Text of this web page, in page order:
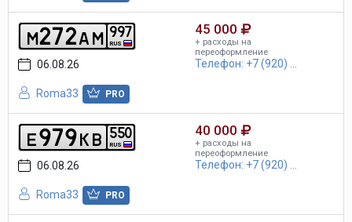
m272a m RUS
997
06.08.26
Roma33 PRO
45 000
+ расходы на
переоформление
Телефон: +7 (920) ...
e979kb RUS
550
06.08.26
Roma33 PRO
40 000
+ расходы на
переоформление
Телефон: +7 (920) ...